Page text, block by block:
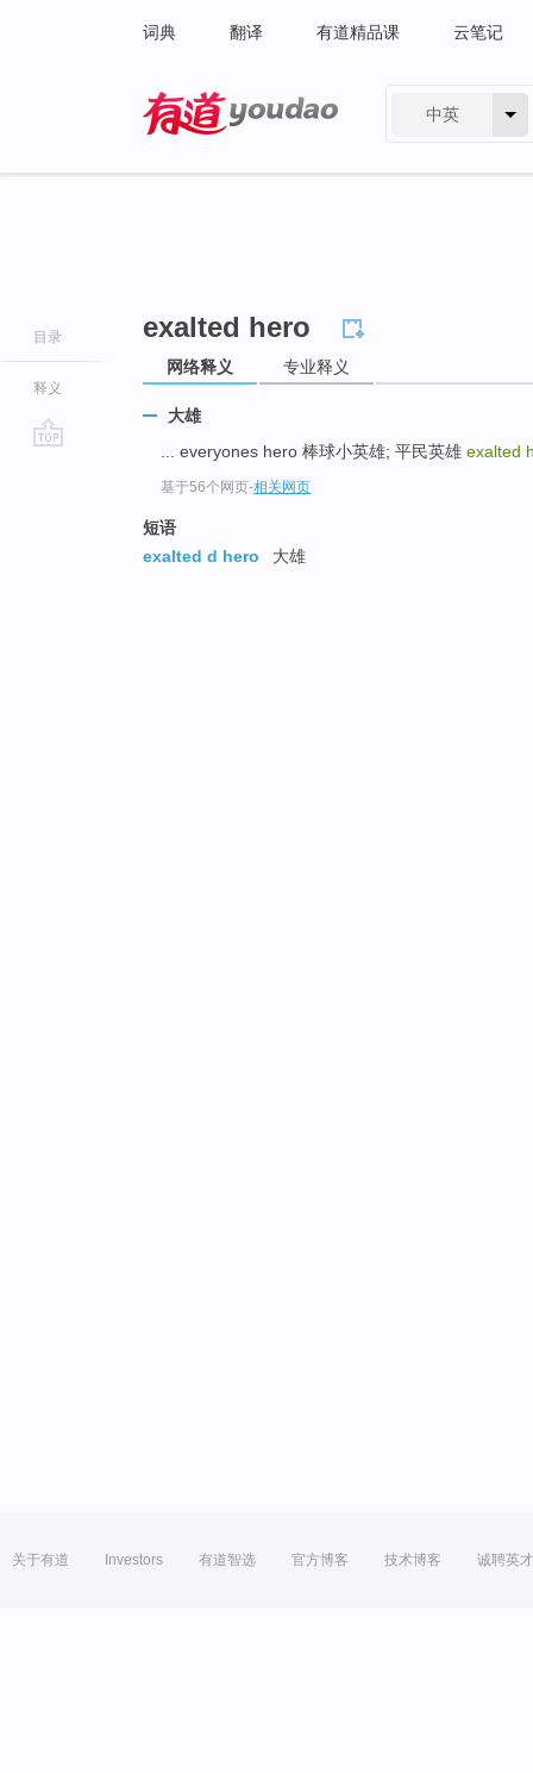
词典 翻译 有道精品课 云笔记
中英
目录
释义
exalted hero
网络释义 专业释义
大雄
... everyones hero 棒球小英雄; 平民英雄 exalted
基于56个网页-相关网页
短语
exalted d hero
大雄
关于有道 Investors 有道智选 官方博客 技术博客 诚聘英才